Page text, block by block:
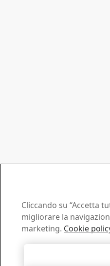
Cliccando su “Accetta
migliorare la
marketing. Cookie